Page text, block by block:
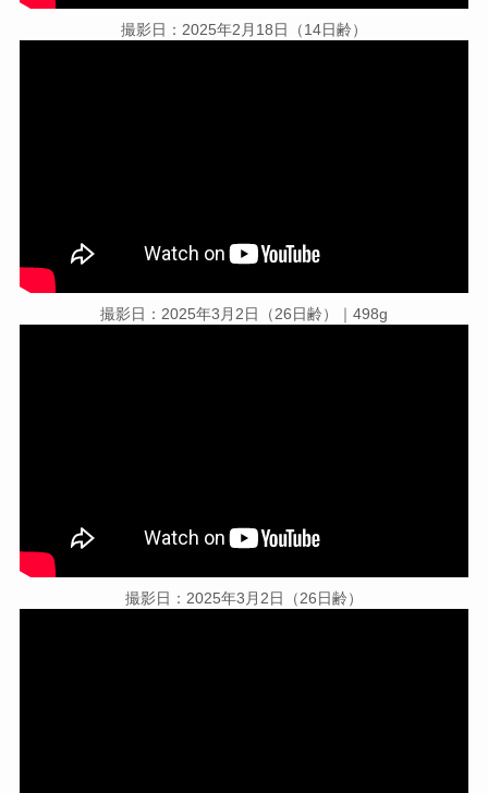
撮影日：2025年2月18日（14日齢）
撮影日：2025年3月2日（26日齢）｜498g
撮影日：2025年3月2日（26日齢）